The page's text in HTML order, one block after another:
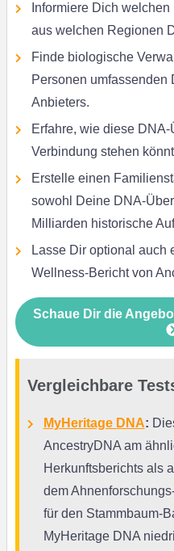
Informiere Dich
aus welchen Regionen
Finde biologische
Personen umfassenden
Anbieters.
Erfahre, wie diese
Verbindung stehen
Erstelle einen
sowohl Deine DNA-
Milliarden historische
Lasse Dir optional auch
Wellness-Bericht von
Schaue Dir die
Vergleichbare
MyHeritage DNA:
AncestryDNA am
Herkunftsberichts als
dem
für den Stammbaum-
MyHeritage DNA